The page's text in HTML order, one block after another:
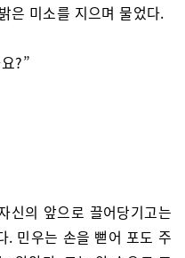
은 미소를 지으며 물었다.
?”
신의 앞으로 끌어당기고는
. 민우는 손을 뻗어 포도 주